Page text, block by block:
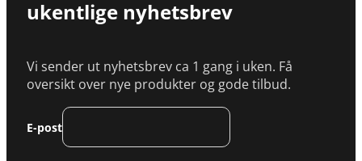
ukentlige nyhetsbrev
Vi sender ut nyhetsbrev ca 1 gang i uken. Få
oversikt over nye produkter og gode tilbud.
E-post